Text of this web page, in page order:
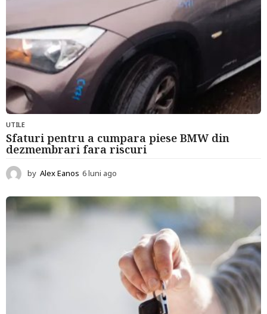
UTILE
Sfaturi pentru a cumpara piese BMW din
dezmembrari fara riscuri
by Alex Eanos 6 luni ago
u
n